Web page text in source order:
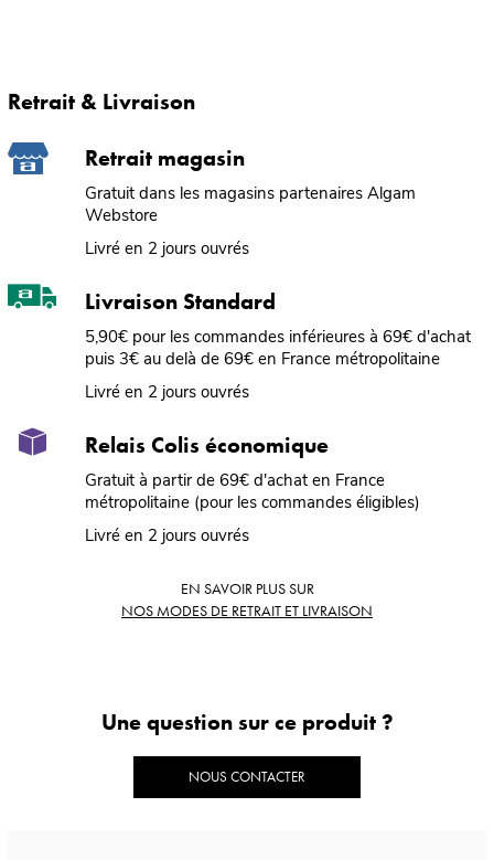
Retrait & Livraison
Retrait magasin
Gratuit dans les magasins partenaires Algam
Webstore
Livré en 2 jours ouvrés
Livraison Standard
5,90€ pour les commandes inférieures à 69€ d'achat
puis 3€ au delà de 69€ en France métropolitaine
Livré en 2 jours ouvrés
Relais Colis économique
Gratuit à partir de 69€ d'achat en France
métropolitaine (pour les commandes éligibles)
Livré en 2 jours ouvrés
EN SAVOIR PLUS SUR
NOS MODES DE RETRAIT ET LIVRAISON
Une question sur ce produit ?
NOUS CONTACTER